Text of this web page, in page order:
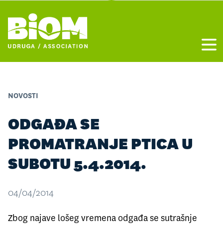
NOVOSTI
ODGAĐA SE
PROMATRANJE PTICA U
SUBOTU 5.4.2014.
04/04/2014
Zbog najave lošeg vremena odgađa se sutrašnje